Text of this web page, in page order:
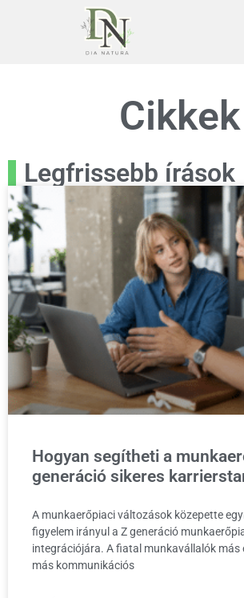
Cikkek
Legfrissebb írások
Hogyan segítheti a
generáció sikeres
A munkaerőpiaci változások közepette
figyelem irányul a Z generáció
integrációjára. A fiatal munkavállalók más
más kommunikációs